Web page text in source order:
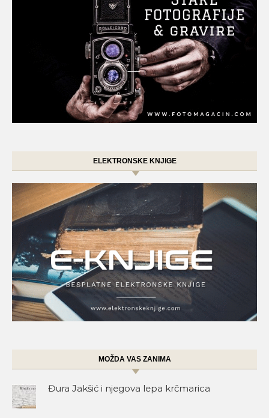
ELEKTRONSKE KNJIGE
MOŽDA VAS ZANIMA
Đura Jakšić i njegova lepa krčmarica